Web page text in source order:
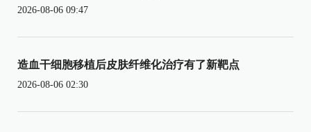
2026-08-06 09:47
造血干细胞移植后皮肤纤维化治疗有了新靶点
2026-08-06 02:30